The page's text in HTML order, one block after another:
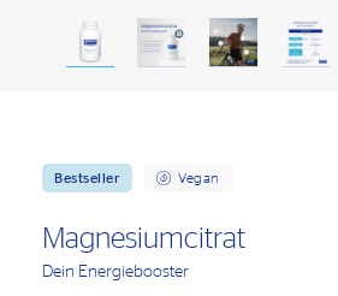
Bestseller Vegan
Magnesiumcitrat
Dein Energiebooster